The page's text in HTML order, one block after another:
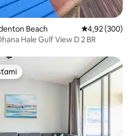
Beach Priemerné
4,92 (300)
Hale Gulf View D 2 BR